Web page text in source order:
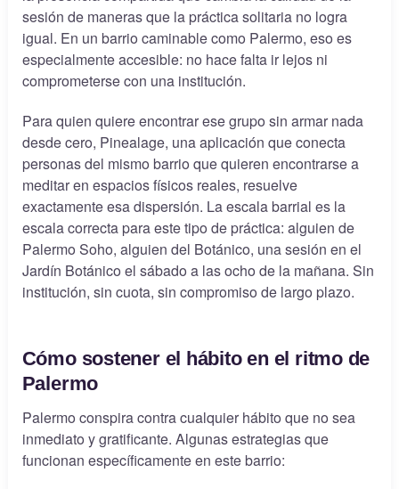
sesión de maneras que la práctica solitaria no logra
igual. En un barrio caminable como Palermo, eso es
especialmente accesible: no hace falta ir lejos ni
comprometerse con una institución.
Para quien quiere encontrar ese grupo sin armar nada
desde cero, Pinealage, una aplicación que conecta
personas del mismo barrio que quieren encontrarse a
meditar en espacios físicos reales, resuelve
exactamente esa dispersión. La escala barrial es la
escala correcta para este tipo de práctica: alguien de
Palermo Soho, alguien del Botánico, una sesión en el
Jardín Botánico el sábado a las ocho de la mañana. Sin
institución, sin cuota, sin compromiso de largo plazo.
Cómo sostener el hábito en el ritmo de
Palermo
Palermo conspira contra cualquier hábito que no sea
inmediato y gratificante. Algunas estrategias que
funcionan específicamente en este barrio: